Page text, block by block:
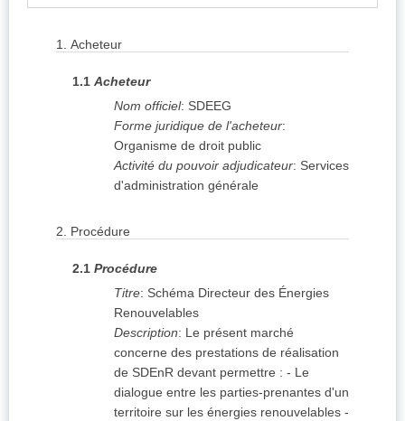
1. Acheteur
1.1 Acheteur
Nom officiel: SDEEG
Forme juridique de l'acheteur:
Organisme de droit public
Activité du pouvoir adjudicateur: Services
d'administration générale
2. Procédure
2.1 Procédure
Titre: Schéma Directeur des Énergies
Renouvelables
Description: Le présent marché
concerne des prestations de réalisation
de SDEnR devant permettre : - Le
dialogue entre les parties-prenantes d'un
territoire sur les énergies renouvelables -